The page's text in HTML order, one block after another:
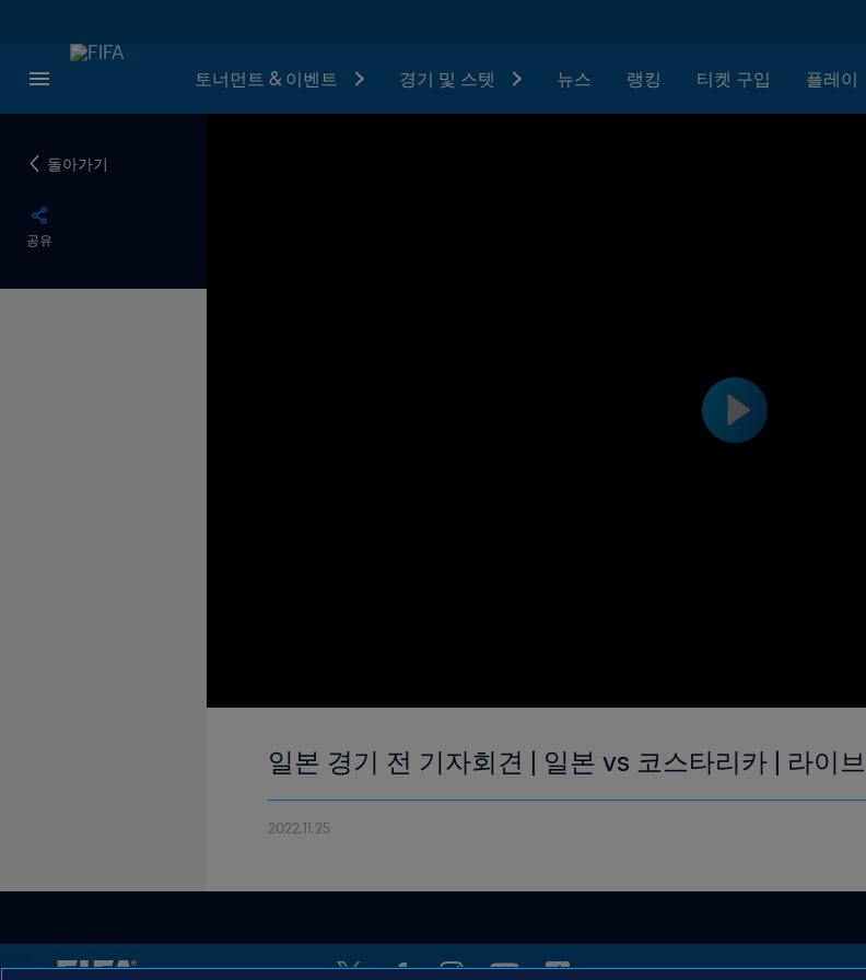
토너먼트 & 이벤트 경기 및 스텟 뉴스 랭킹 티켓 구입 플레이
돌아가기
공유
일본 경기 전 기자회견 | 일본 vs 코스타리카 | 라이브
2022.11.25